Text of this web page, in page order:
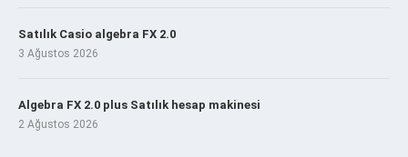
Satılık Casio algebra FX 2.0
3 Ağustos 2026
Algebra FX 2.0 plus Satılık hesap makinesi
2 Ağustos 2026